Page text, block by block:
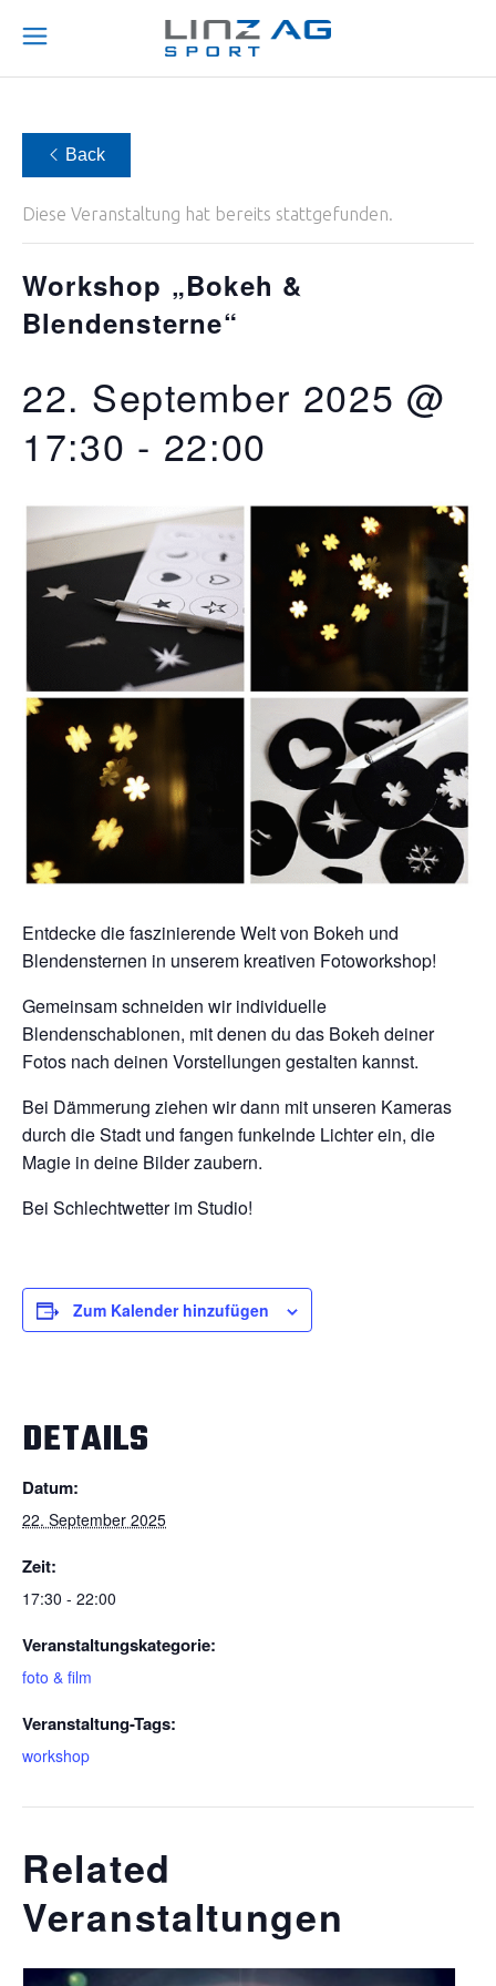
Back
Diese Veranstaltung hat bereits stattgefunden.
Workshop „Bokeh &
Blendensterne“
22. September 2025 @
17:30 - 22:00
Entdecke die faszinierende Welt von Bokeh und
Blendensternen in unserem kreativen Fotoworkshop!
Gemeinsam schneiden wir individuelle
Blendenschablonen, mit denen du das Bokeh deiner
Fotos nach deinen Vorstellungen gestalten kannst.
Bei Dämmerung ziehen wir dann mit unseren Kameras
durch die Stadt und fangen funkelnde Lichter ein, die
Magie in deine Bilder zaubern.
Bei Schlechtwetter im Studio!
Zum Kalender hinzufügen
DETAILS
Datum:
22. September 2025
Zeit:
17:30 - 22:00
Veranstaltungskategorie:
foto & film
Veranstaltung-Tags:
workshop
Related
Veranstaltungen